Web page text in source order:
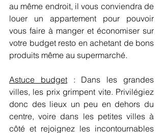
au même endroit, il vous conviendra de
louer un appartement pour pouvoir
vous faire à manger et économiser sur
votre budget resto en achetant de bons
produits même au supermarché.
Astuce budget : Dans les grandes
villes, les prix grimpent vite. Privilégiez
donc des lieux un peu en dehors du
centre, voire dans les petites villes à
côté et rejoignez les incontournables